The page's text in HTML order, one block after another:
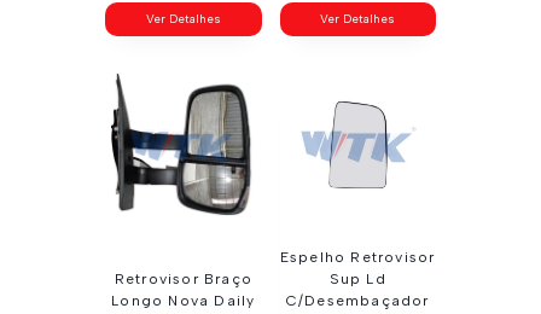
Ver Detalhes Ver Detalhes
Retrovisor Braço
Longo Nova Daily
Espelho Retrovisor
Sup Ld
C/Desembaçador